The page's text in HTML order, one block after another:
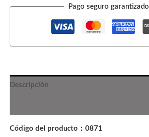
Pago seguro garantizado
Descripción
Código del producto：0871